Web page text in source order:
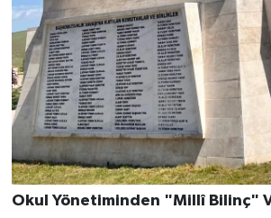
Okul Yönetiminden "Millî Bilinç"